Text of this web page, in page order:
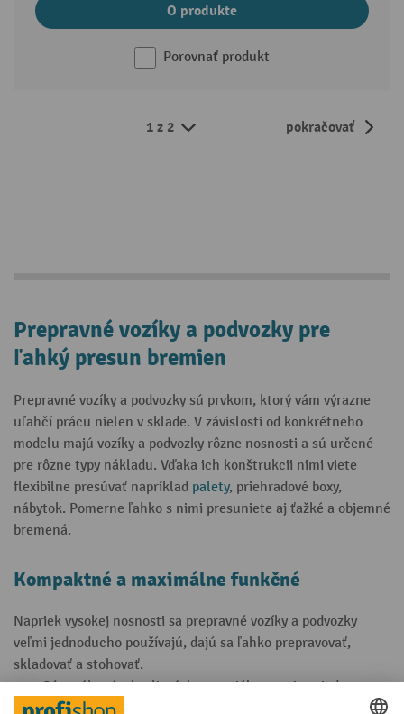
O produkte
Porovnať produkt
1 z 2 pokračovať
Prepravné vozíky a podvozky pre
ľahký presun bremien
Prepravné vozíky a podvozky sú prvkom, ktorý vám výrazne
uľahčí prácu nielen v sklade. V závislosti od konkrétneho
modelu majú vozíky a podvozky rôzne nosnosti a sú určené
pre rôzne typy nákladu. Vďaka ich konštrukcii nimi viete
flexibilne presúvať napríklad palety, priehradové boxy,
nábytok. Pomerne ľahko s nimi presuniete aj ťažké a objemné
bremená.
Kompaktné a maximálne funkčné
Napriek vysokej nosnosti sa prepravné vozíky a podvozky
veľmi jednoducho používajú, dajú sa ľahko prepravovať,
skladovať a stohovať.
Sú vyrábané z kvalitných materiálov, a mimoriadne
odolné voči oderu a opotrebovaniu.